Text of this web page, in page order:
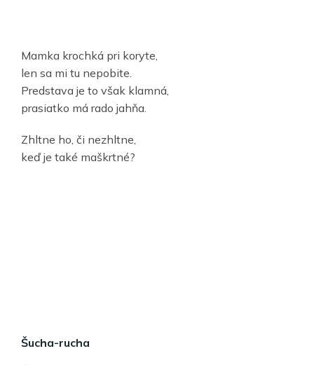
Mamka krochká pri koryte,
len sa mi tu nepobite.
Predstava je to však klamná,
prasiatko má rado jahňa.
Zhltne ho, či nezhltne,
keď je také maškrtné?
Šucha-rucha